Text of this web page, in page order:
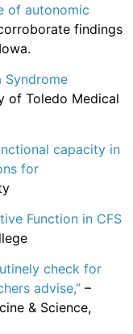
of autonomic
findings
Syndrome
of Toledo Medical
capacity in
for
Function in CFS
check for
advise,” –
& Science,